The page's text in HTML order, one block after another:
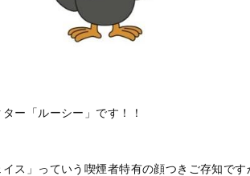
ー「ルーシー」です！！
ス」っていう喫煙者特有の顔つきご存知です